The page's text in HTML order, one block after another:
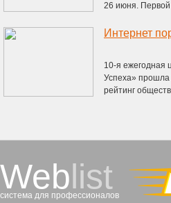
26 июня. Первой
Интернет
10-я ежегодная
Успеха» прошла
рейтинг
Weblist
система для профессионалов